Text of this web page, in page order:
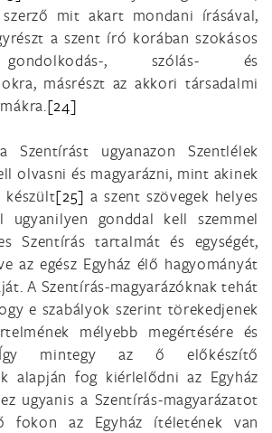
mit akart mondani írásával,
a szent író korában szokásos
, szólás- és
másrészt az akkori társadalmi
[24]
Szentírást ugyanazon Szentlélek
olvasni és magyarázni, mint akinek
készült[25] a szent szövegek helyes
ugyanilyen gonddal kell szemmel
Szentírás tartalmát és egységét,
az egész Egyház élő hagyományát
A Szentírás-magyarázóknak tehát
e szabályok szerint törekedjenek
mélyebb megértésére és
Így mintegy az ő előkészítő
alapján fog kiérlelődni az Egyház
ugyanis a Szentírás-magyarázatot
fokon az Egyház ítéletének van